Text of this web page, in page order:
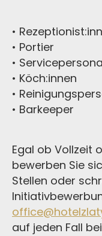
•
• Portier
•
• Köch:innen
•
• Barkeeper
Egal ob Vollzeit
bewerben Sie
Stellen oder
auf jeden Fall